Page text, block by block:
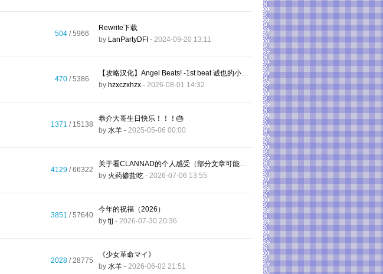
504 / 5966
Rewrite下载
by LanPartyDFI - 2024-09-20 13:11
470 / 5386
【攻略汉化】Angel Beats! -1st beat 诚也的小屋攻略完全汉化（基于1.3汉化补丁）
by hzxczxhzx - 2026-08-01 14:32
1371 / 15138
恭介大哥生日快乐！！！🎂
by 水羊 - 2025-05-06 00:00
4129 / 66322
关于看CLANNAD的个人感受（部分文章可能有剧透）
by 火药掺盐吃 - 2026-07-06 13:55
3851 / 57640
今年的祝福（2026）
by tjj - 2026-07-30 20:36
2028 / 28775
《少女革命マイ》
by 水羊 - 2026-06-02 21:51